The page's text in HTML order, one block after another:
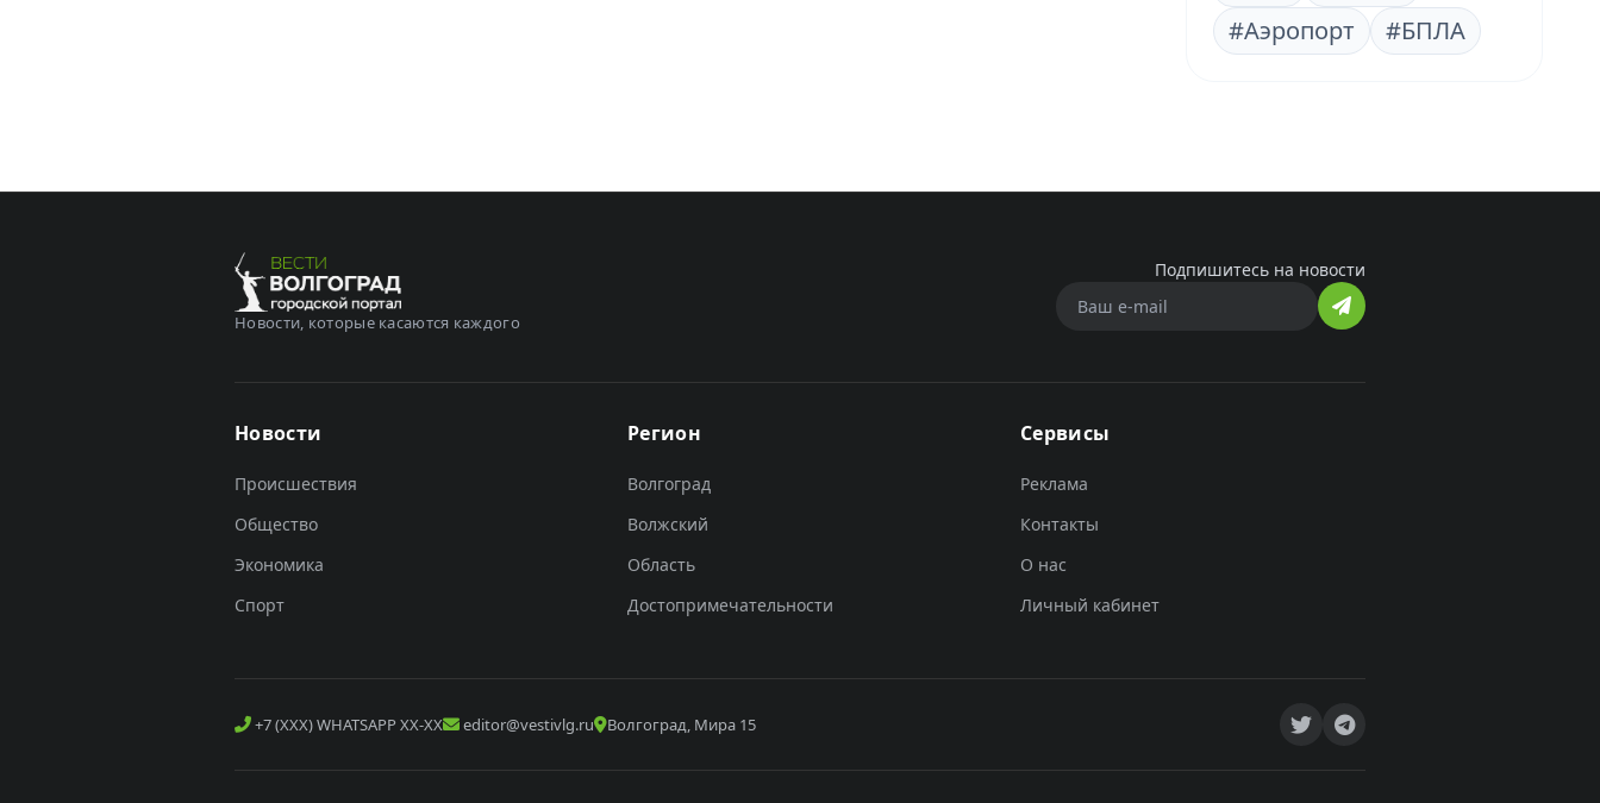
#Аэропорт #БПЛА
Новости, которые касаются каждого
Подпишитесь на новости
Новости
Происшествия
Общество
Экономика
Спорт
Регион
Волгоград
Волжский
Область
Достопримечательности
Сервисы
Реклама
Контакты
О нас
Личный кабинет
+7 (XXX) WHATSAPP XX-XX editor@vestivlg.ru Волгоград, Мира 15